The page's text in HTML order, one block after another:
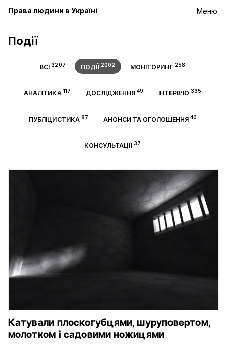
Меню
Права людини в Україні
Події
ВСІ 3207 ПОДІЇ 2002 МОНІТОРИНГ 258
АНАЛІТИКА 117 ДОСЛІДЖЕННЯ 49 ІНТЕРВ’Ю 335
ПУБЛІЦИСТИКА 87 АНОНСИ ТА ОГОЛОШЕННЯ40
КОНСУЛЬТАЦІЇ 37
Катували плоскогубцями, шуруповертом,
молотком і садовими ножицями